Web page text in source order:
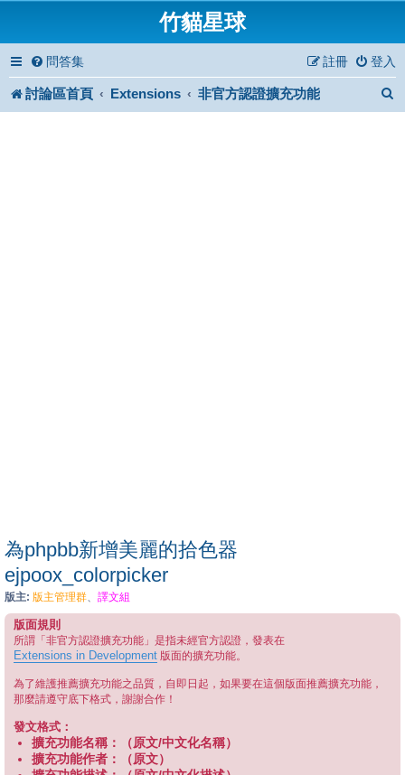
竹貓星球
問答集 登入
註冊
討論區首頁 Extensions 非官方認證擴充功能
為phpbb新增美麗的拾色器
ejpoox_colorpicker
版主: 版主管理群、 譯文組
版面規則
所謂「非官方認證擴充功能」是指未經官方認證，發表在
Extensions in Development 版面的擴充功能。
為了維護推薦擴充功能之品質，自即日起，如果要在這個版面推薦擴充功能，
那麼請遵守底下格式，謝謝合作！
發文格式：
擴充功能名稱：（原文/中文化名稱）
擴充功能作者：（原文）